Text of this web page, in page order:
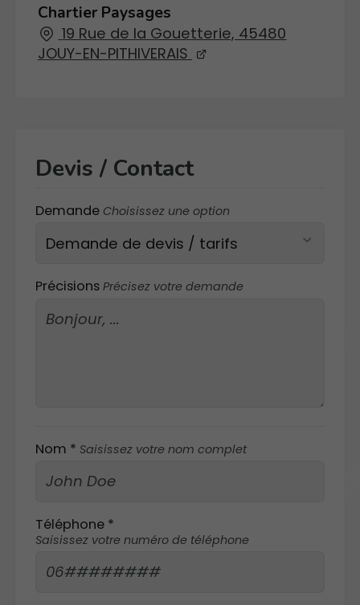
Chartier Paysages
19 Rue de la Gouetterie, 45480
JOUY-EN-PITHIVERAIS
Devis / Contact
Demande Choisissez une option
PrécisionsPrécisez votre demande
Nom * Saisissez votre nom complet
Téléphone *
Saisissez votre numéro de téléphone